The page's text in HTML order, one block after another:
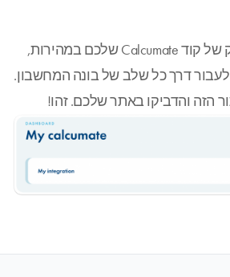
אם אתם צריכים עותק של קוד Calcumate שלכם במהירות,
דרך כל שלב של בונה המחשבון.
הזה והדביקו באתר שלכם. זהו!